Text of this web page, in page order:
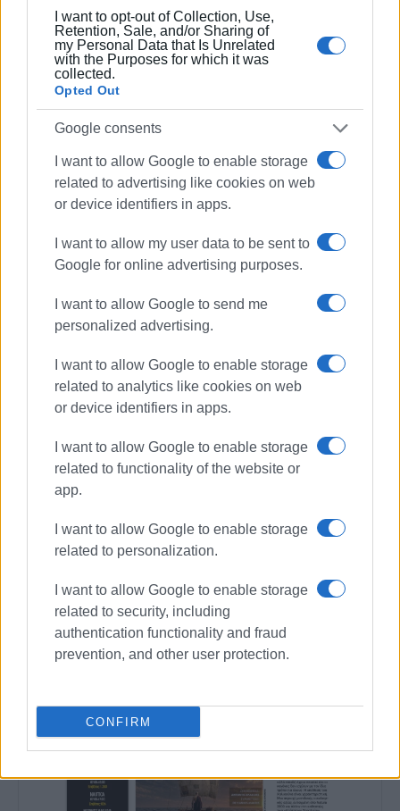
I want to opt-out of Collection, Use,
Retention, Sale, and/or Sharing of
my Personal Data that Is Unrelated
with the Purposes for which it was
collected.
Opted Out
Google consents
I want to allow Google to enable storage
related to advertising like cookies on web
or device identifiers in apps.
I want to allow my user data to be sent to
Google for online advertising purposes.
I want to allow Google to send me
personalized advertising.
I want to allow Google to enable storage
related to analytics like cookies on web
or device identifiers in apps.
I want to allow Google to enable storage
related to functionality of the website or
app.
I want to allow Google to enable storage
related to personalization.
I want to allow Google to enable storage
related to security, including
authentication functionality and fraud
prevention, and other user protection.
CONFIRM
Είναι ο εκδότης - διευθυντής της Ενημέρωσης.
Έχει σπουδάσει και εργαστεί ως μηχανικός και
ηλεκτρονικός. Δημοσιογραφεί από τις αρχές της
δεκαετίας του 1980. Έχει συνεργαστεί με σχεδόν
όλες τις αθηναϊκές εφημερίδες. Διετέλεσε
πρόεδρος του Συνδέσμου Ημερησίων
Περιφερειακών Εφημερίδων, τον οποίον
υπηρέτησε και από τη θέση του γενικού
γραμματέα στο δ.σ. επί οκτώ χρόνια. Πιστεύει
στην ενημέρωση είναι το ενδιαφέρον του για τα
κοινά και στην επικοινωνία η έντιμη και
Συνδρομητές στο e-paper